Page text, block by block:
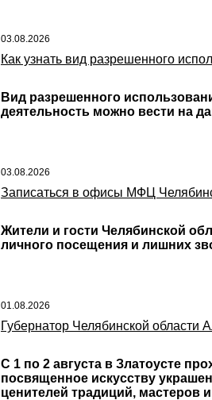
03.08.2026
Как узнать вид разрешенного
Вид разрешенного
деятельность можно вести на
03.08.2026
Записаться в офисы МФЦ
Жители и гости Челябинской
личного посещения и лишних
01.08.2026
Губернатор Челябинской области
С 1 по 2 августа в Златоусте
посвященное искусству
ценителей традиций, мастеров